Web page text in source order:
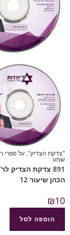
"צדקת הצדיק",על ספרי
שמע
891 צדקת הצדיק
הכהן שיעור 12
₪10
הוספה לסל